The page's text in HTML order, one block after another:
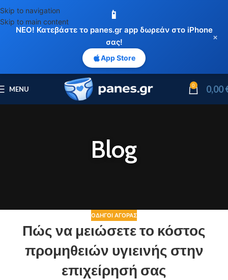
📱
ΝΕΟ! Κατεβάστε το panes.gr app δωρεάν στο iPhone
σας!
App Store
×
Skip to navigation
Skip to main content
MENU 0 0,00
Blog
ΟΔΗΓΟΊ ΑΓΟΡΆΣ
Πώς να μειώσετε το κόστος
προμηθειών υγιεινής στην
επιχείρησή σας